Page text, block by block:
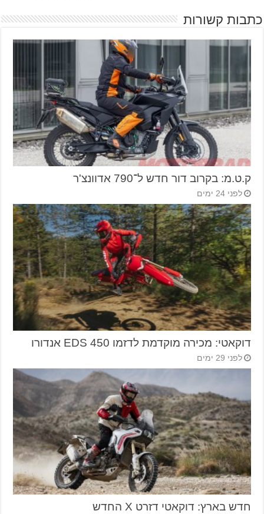
כתבות קשורות
ק.ט.מ: בקרוב דור חדש ל־790 אדוונצ'ר
לפני 24 ימים
דוקאטי: מכירה מוקדמת לדזמו 450 EDS אנדורו
לפני 29 ימים
חדש בארץ: דוקאטי דזרט X החדש